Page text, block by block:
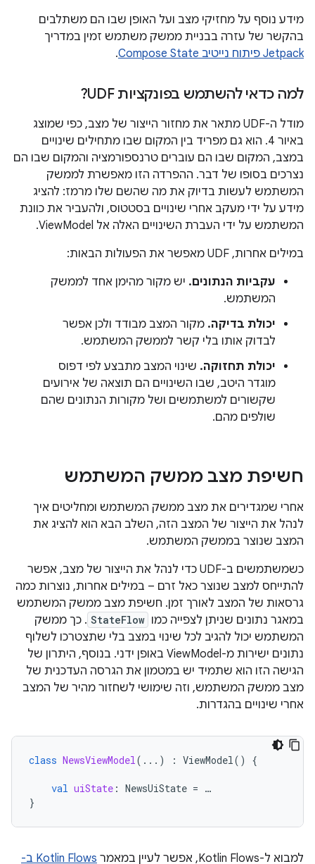
מידע נוסף על מחזיקי מצב ועל האופן שבו הם משתלבים
בהקשר של עזרה בבניית ממשק משתמש זמין במדריך
Jetpack פיתוח נייטיב Compose State
.
למה כדאי להשתמש בפונקציות UDF?
מודל ה-UDF מתאר את מחזור הייצור של מצב, כפי שמוצג
באיור 4. הוא גם מפריד בין המקום שבו מתחילים שינויים
במצב, המקום שבו הם עוברים טרנספורמציה והמקום שבו הם
נצרכים בסופו של דבר. ההפרדה הזו מאפשרת לממשק
המשתמש לעשות בדיוק את מה שהשם שלו מרמז: להציג
מידע על ידי מעקב אחרי שינויים בסטטוס, ולהעביר את כוונת
המשתמש על ידי העברת השינויים האלה אל ViewModel.
במילים אחרות, UDF מאפשר את הפעולות הבאות:
עקביות הנתונים. יש מקור מהימן אחד לממשק
המשתמש.
יכולת בדיקה. מקור המצב מבודד ולכן אפשר
לבדוק אותו בלי קשר לממשק המשתמש.
יכולת תחזוקה. שינוי המצב מתבצע לפי דפוס
מוגדר היטב, שבו השינויים הם תוצאה של אירועים
שקשורים למשתמשים ושל מקורות הנתונים שהם
שולפים מהם.
חשיפת מצב ממשק המשתמש
אחרי שמגדירים את מצב ממשק המשתמש ומחליטים איך
לנהל את הייצור של המצב הזה, השלב הבא הוא להציג את
המצב שנוצר בממשק המשתמש.
כשמשתמשים ב-UDF כדי לנהל את הייצור של מצב, אפשר
להתייחס למצב שנוצר כאל זרם – במילים אחרות, נוצרות כמה
גרסאות של המצב לאורך זמן. חשיפת מצב ממשק המשתמש
במאגר נתונים שניתן לצפייה כמו StateFlow . כך ממשק
המשתמש יכול להגיב לכל שינוי במצב בלי שתצטרכו לשלוף
נתונים ישירות מ-ViewModel באופן ידני. בנוסף, היתרון של
הגישה הזו הוא שתמיד יש במטמון את הגרסה העדכנית של
מצב ממשק המשתמש, וזה שימושי לשחזור מהיר של המצב
אחרי שינויים בהגדרות.
class NewsViewModel(...) : ViewModel() {
val uiState : NewsUiState = …
}
למבוא ל-Kotlin Flows, אפשר לעיין במאמר Kotlin Flows ב-